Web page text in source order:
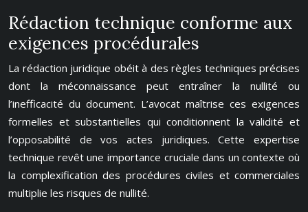
Rédaction technique conforme aux
exigences procédurales
La rédaction juridique obéit à des règles techniques précises
dont la méconnaissance peut entraîner la nullité ou
l’inefficacité du document. L’avocat maîtrise ces exigences
formelles et substantielles qui conditionnent la validité et
l’opposabilité de vos actes juridiques. Cette expertise
technique revêt une importance cruciale dans un contexte où
la complexification des procédures civiles et commerciales
multiplie les risques de nullité.